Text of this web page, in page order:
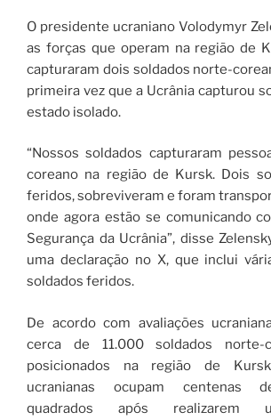
O presidente ucraniano Volodymyr
as forças que operam na região de
capturaram dois soldados norte-
primeira vez que a Ucrânia capturou
estado isolado.
“Nossos soldados capturaram
coreano na região de Kursk. Dois
feridos, sobreviveram e foram
onde agora estão se comunicando
Segurança da Ucrânia”, disse
uma declaração no X, que inclui
soldados feridos.
De acordo com avaliações
cerca de 11.000 soldados norte-
posicionados na região de
ucranianas ocupam centenas
quadrados após realizarem